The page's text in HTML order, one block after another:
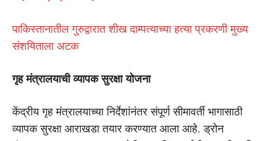
पाकिस्तानातील गुरुद्वारात शीख दाम्पत्याच्या हत्या प्रकरणी मुख्य
संशयिताला अटक
गृह मंत्रालयाची व्यापक सुरक्षा योजना
केंद्रीय गृह मंत्रालयाच्या निर्देशांनंतर संपूर्ण सीमावर्ती भागासाठी
व्यापक सुरक्षा आराखडा तयार करण्यात आला आहे. ड्रोन